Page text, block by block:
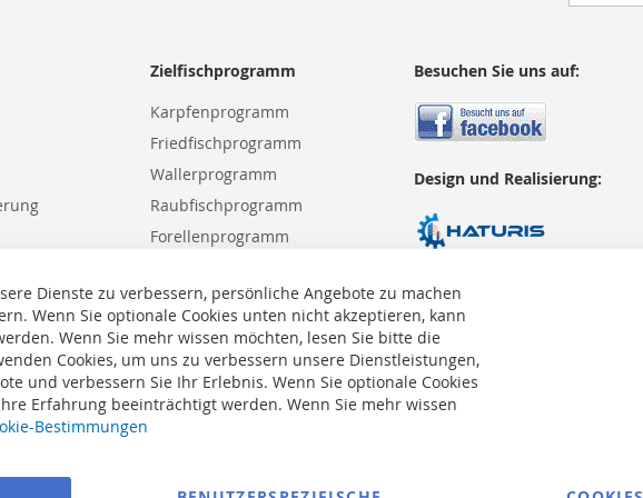
Zielfischprogramm
Karpfenprogramm
Friedfischprogramm
Wallerprogramm
Raubfischprogramm
Forellenprogramm
Besuchen Sie uns auf:
Design und Realisierung:
Dienste zu verbessern, persönliche Angebote zu machen
Wenn Sie optionale Cookies unten nicht akzeptieren, kann
Wenn Sie mehr wissen möchten, lesen Sie bitte die
Cookies, um uns zu verbessern unsere Dienstleistungen,
und verbessern Sie Ihr Erlebnis. Wenn Sie optionale Cookies
Erfahrung beeinträchtigt werden. Wenn Sie mehr wissen
Bestimmungen